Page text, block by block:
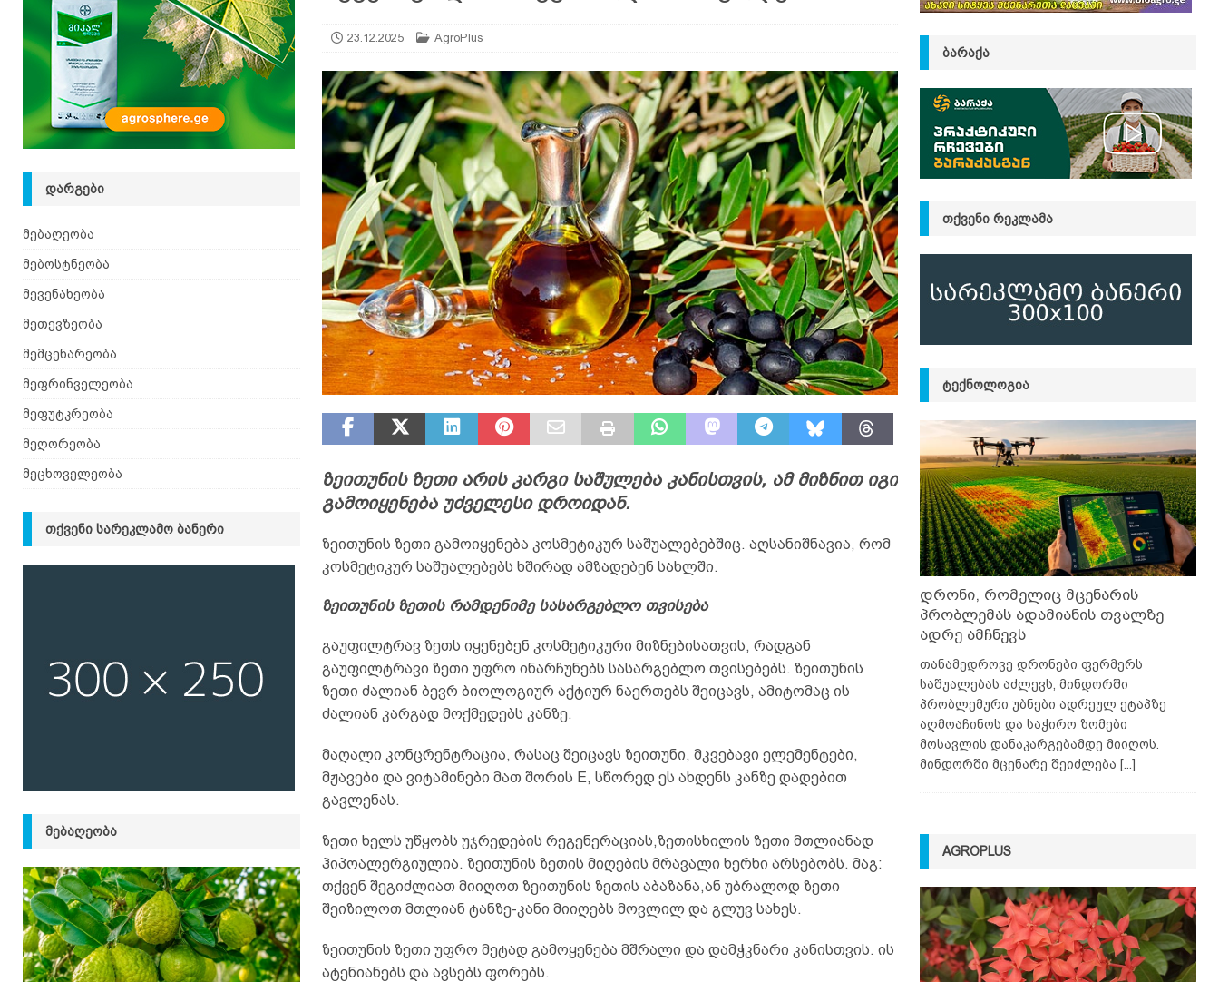
იზრდება ᲛᲔᲑᲝᲡᲢᲜᲔᲝᲑᲐ
[ 06.08.2026 ] მაჯაღვერი – დეკორატიული მცენარე AGROPLUS
23.12.2025 AgroPlus
ზეითუნის ზეთი არის კარგი საშულება კანისთვის, ამ მიზნით იგი
გამოიყენება უძველესი დროიდან.
ზეითუნის ზეთი გამოიყენება კოსმეტიკურ საშუალებებშიც. აღსანიშნავია, რომ
კოსმეტიკურ საშუალებებს ხშირად ამზადებენ სახლში.
ზეითუნის ზეთის რამდენიმე სასარგებლო თვისება
გაუფილტრავ ზეთს იყენებენ კოსმეტიკური მიზნებისათვის, რადგან
გაუფილტრავი ზეთი უფრო ინარჩუნებს სასარგებლო თვისებებს. ზეითუნის
ზეთი ძალიან ბევრ ბიოლოგიურ აქტიურ ნაერთებს შეიცავს, ამიტომაც ის
ძალიან კარგად მოქმედებს კანზე.
მაღალი კონცრენტრაცია, რასაც შეიცავს ზეითუნი, მკვებავი ელემენტები,
მჟავები და ვიტამინები მათ შორის E, სწორედ ეს ახდენს კანზე დადებით
გავლენას.
ზეთი ხელს უწყობს უჯრედების რეგენერაციას,ზეთისხილის ზეთი მთლიანად
ჰიპოალერგიულია. ზეითუნის ზეთის მიღების მრავალი ხერხი არსებობს. მაგ:
თქვენ შეგიძლიათ მიიღოთ ზეითუნის ზეთის აბაზანა,ან უბრალოდ ზეთი
შეიზილოთ მთლიან ტანზე-კანი მიიღებს მოვლილ და გლუვ სახეს.
ზეითუნის ზეთი უფრო მეტად გამოყენება მშრალი და დამჭკნარი კანისთვის. ის
ატენიანებს და ავსებს ფორებს.
ᲓᲐᲠᲒᲔᲑᲘ
მებაღეობა
მებოსტნეობა
მევენახეობა
მეთევზეობა
მემცენარეობა
მეფრინველეობა
მეფუტკრეობა
მეღორეობა
მეცხოველეობა
ᲗᲥᲕᲔᲜᲘ ᲡᲐᲠᲔᲙᲚᲐᲛᲝ ᲑᲐᲜᲔᲠᲘ
ᲛᲔᲑᲐᲦᲔᲝᲑᲐ
ᲑᲐᲠᲐᲥᲐ
ᲗᲥᲕᲔᲜᲘ ᲠᲔᲙᲚᲐᲛᲐ
ᲢᲔᲥᲜᲝᲚᲝᲒᲘᲐ
დრონი, რომელიც მცენარის
პრობლემას ადამიანის თვალზე
ადრე ამჩნევს
თანამედროვე დრონები ფერმერს
საშუალებას აძლევს, მინდორში
პრობლემური უბნები ადრეულ ეტაპზე
აღმოაჩინოს და საჭირო ზომები
მოსავლის დანაკარგებამდე მიიღოს.
მინდორში მცენარე შეიძლება [...]
AGROPLUS